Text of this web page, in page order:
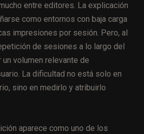
entre editores. La explicación
como entornos con baja carga
impresiones por sesión. Pero, al
de sesiones a lo largo del
volumen relevante de
La dificultad no está solo en
sino en medirlo y atribuirlo
aparece como uno de los